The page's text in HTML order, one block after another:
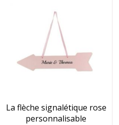
La flèche signalétique rose
personnalisable